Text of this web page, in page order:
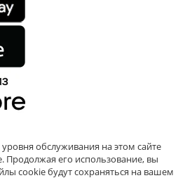
обслуживания на этом сайте
Продолжая его использование, вы
cookie будут сохраняться на вашем